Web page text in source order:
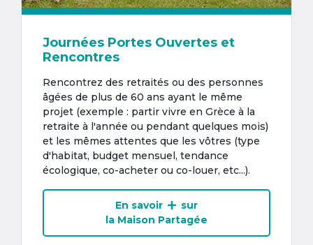
Journées Portes Ouvertes et
Rencontres
Rencontrez des retraités ou des personnes
âgées de plus de 60 ans ayant le même
projet (exemple : partir vivre en Grèce à la
retraite à l'année ou pendant quelques mois)
et les mêmes attentes que les vôtres (type
d'habitat, budget mensuel, tendance
écologique, co-acheter ou co-louer, etc...).
En savoir
sur
la Maison Partagée